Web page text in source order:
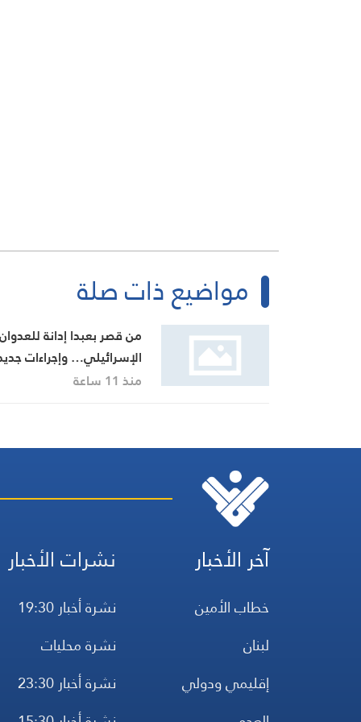
مواضيع ذات صلة
من قصر بعبدا إدانة للعدوان
الإسرائيلي… وإجراءات
بينها إجراء يخص مطار بيروت
منذ 11 ساعة
آخر الأخبار
خطاب الأمين
لبنان
إقليمي ودولي
نشرات الأخبار
نشرة أخبار 19:30
نشرة محليات
نشرة أخبار 23:30